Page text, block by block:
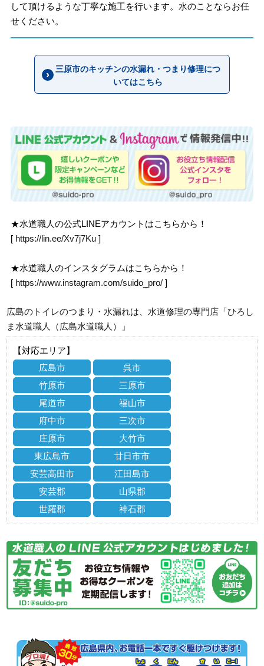
して頂けるような丁寧な施工を行います。水のことならお任
せください。
三原市のキッチンの水漏れ・つまり修理につ
いてはこちら
★水道職人の公式LINEアカウントはこちらから！
[ https://lin.ee/Xv7j7Ku ]
★水道職人のインスタグラムはこちらから！
[ https://www.instagram.com/suido_pro/ ]
広島のトイレのつまり・水漏れは、水道修理の専門店「ひろし
ま水道職人（広島水道職人）」
【対応エリア】
広島市
呉市
竹原市
三原市
尾道市
福山市
府中市
三次市
庄原市
大竹市
東広島市
廿日市市
安芸高田市
江田島市
安芸郡
山県郡
世羅郡
神石郡